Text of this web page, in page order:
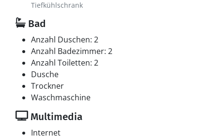
Tiefkühlschrank
Bad
Anzahl Duschen: 2
Anzahl Badezimmer: 2
Anzahl Toiletten: 2
Dusche
Trockner
Waschmaschine
Multimedia
Internet